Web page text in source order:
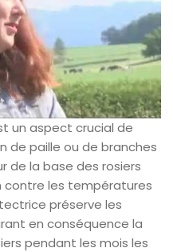
un aspect crucial de
de paille ou de branches
de la base des rosiers
contre les températures
préserve les
en conséquence la
pendant les mois les